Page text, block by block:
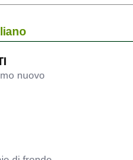
nuovo